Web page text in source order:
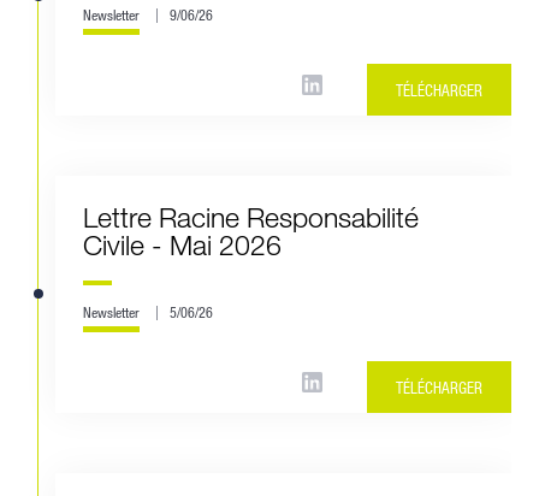
Newsletter 9/06/26
TÉLÉCHARGER
Lettre Racine Responsabilité
Civile - Mai 2026
Newsletter 5/06/26
TÉLÉCHARGER